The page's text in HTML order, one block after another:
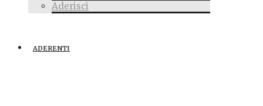
Aderisci
ADERENTI